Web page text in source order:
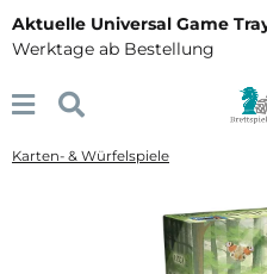
Aktuelle Universal Game
Werktage ab Bestellung
Karten- & Würfelspiele